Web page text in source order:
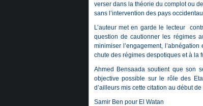
verser dans la théorie du complot ou
sans l’intervention des pays
L’auteur met en garde le lecteur
question de cautionner les régimes
minimiser l’engagement,
chute des régimes despotiques et à la
Ahmed Bensaada soutient que son
objective possible sur le rôle des
d’ailleurs mis cette citation au début
Samir Ben pour El Watan